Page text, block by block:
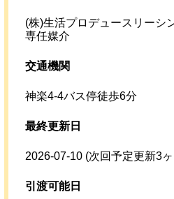
(株)生活プロデュースリーシ
専任媒介
交通機関
神楽4-4バス停徒歩6分
最終更新日
2026-07-10 (次回予定更新3
引渡可能日